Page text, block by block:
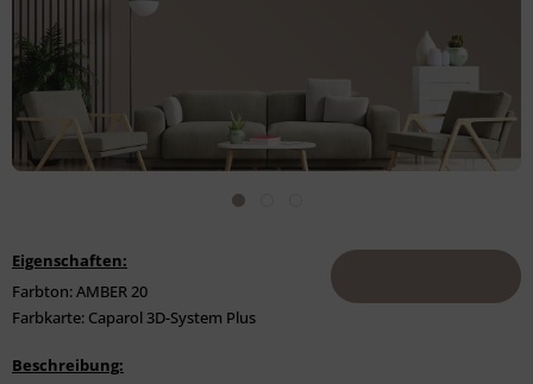
Eigenschaften:
Farbton: AMBER 20
Farbkarte: Caparol 3D-System Plus
Beschreibung: